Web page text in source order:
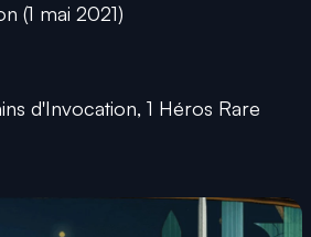
(1 mai 2021)
d'Invocation, 1 Héros Rare